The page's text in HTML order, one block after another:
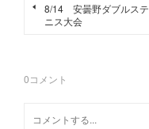
8/14 安曇野ダブルステ
ニス大会
0コメント